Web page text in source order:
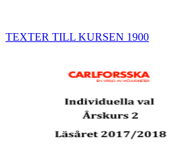
TEXTER TILL KURSEN 1900